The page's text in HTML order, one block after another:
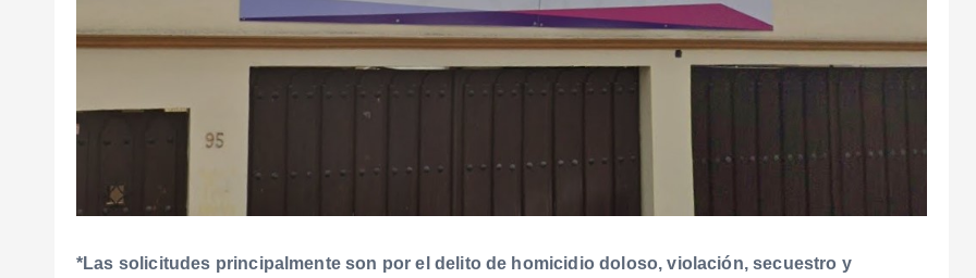
*Las solicitudes principalmente son por el delito de homicidio doloso, violación, secuestro y